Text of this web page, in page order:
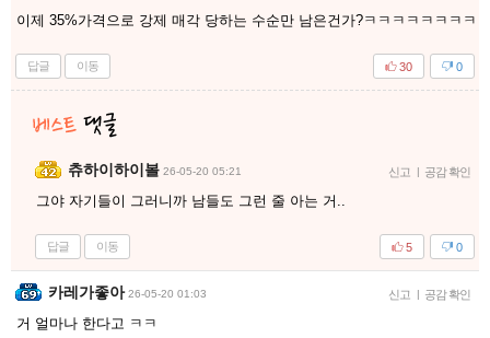
이제 35%가격으로 강제 매각 당하는 수순만 남은건가?ㅋㅋㅋㅋㅋㅋㅋㅋ
답글 이동 0
30
츄하이하이볼 26-05-20 05:21 신고 | 공감 확인
그야 자기들이 그러니까 남들도 그런 줄 아는 거..
답글 이동 0
5
카레가좋아 26-05-20 01:03 신고 | 공감 확인
거 얼마나 한다고 ㅋㅋ